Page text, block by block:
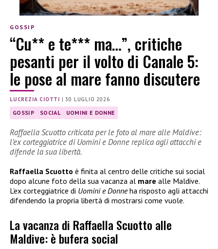
GOSSIP
“Cu** e te*** ma…”, critiche
pesanti per il volto di Canale 5:
le pose al mare fanno discutere
LUCREZIA CIOTTI |30 LUGLIO 2026
GOSSIP SOCIAL UOMINI E DONNE
Raffaella Scuotto criticata per le foto al mare alle Maldive:
l’ex corteggiatrice di Uomini e Donne replica agli attacchi e
difende la sua libertà.
Raffaella Scuotto è finita al centro delle critiche sui social
dopo alcune foto della sua vacanza al mare alle Maldive.
L’ex corteggiatrice di Uomini e Donneha risposto agli attacchi
difendendo la propria libertà di mostrarsi come vuole.
La vacanza di Raffaella Scuotto alle
Maldive: è bufera social